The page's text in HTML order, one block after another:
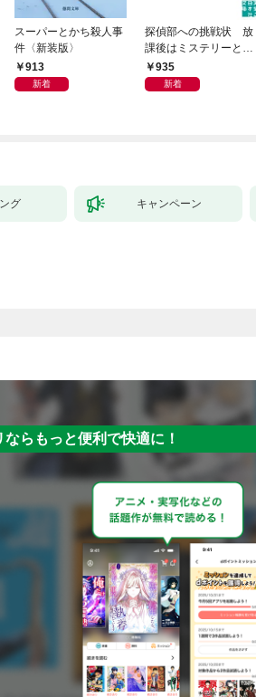
スーパーとかち殺人事
件〈新装版〉
913
新着
探偵部への挑戦状 放
課後はミステリーとと
もに 新装版
935
新着
グ キャンペーン
ならもっと便利で快適に！